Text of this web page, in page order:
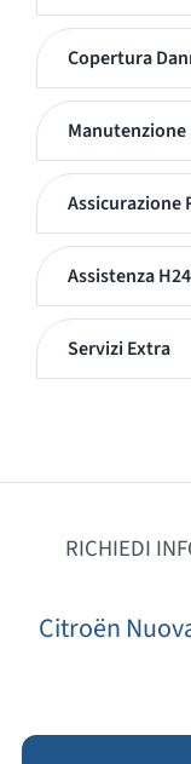
Copertura
Manutenzione
Assicurazione
Assistenza
Servizi Extra
RICHIEDI
Citroën